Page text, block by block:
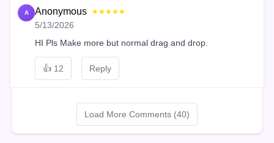
A Anonymous ★★★★★
5/13/2026
HI Pls Make more but normal drag and drop.
👍 12 Reply
Load More Comments (40)